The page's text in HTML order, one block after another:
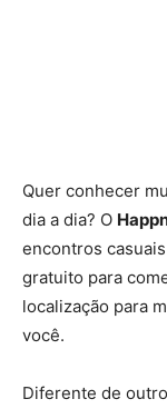
Quer conhecer
dia a dia? O
encontros
gratuito para
localização para
você.
Diferente de